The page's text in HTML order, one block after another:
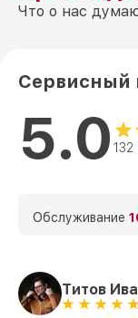
Что о нас
Сервисный
5.0
Обслуживание
Титов